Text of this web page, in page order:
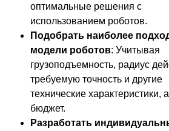
оптимальные решения с
использованием роботов.
Подобрать наиболее
модели роботов: Учитывая
грузоподъемность, радиус
требуемую точность и другие
технические характеристики,
бюджет.
Разработать